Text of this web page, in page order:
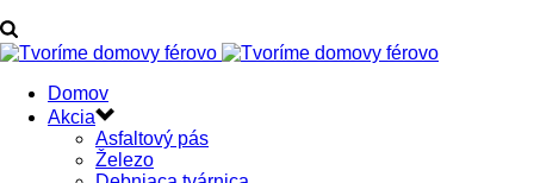
Domov
Akcia
Asfaltový pás
Železo